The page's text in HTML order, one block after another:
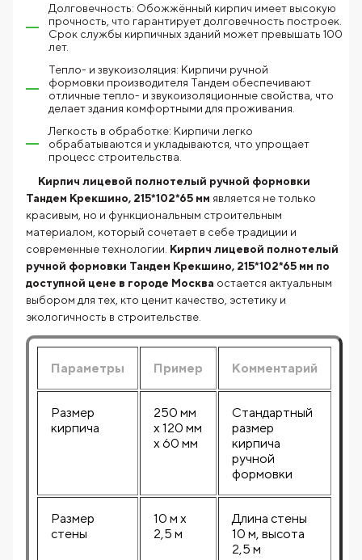
Долговечность: Обожжённый кирпич имеет высокую
прочность, что гарантирует долговечность построек.
Срок службы кирпичных зданий может превышать 100
лет.
Тепло- и звукоизоляция: Кирпичи ручной
формовки производителя Тандем обеспечивают
отличные тепло- и звукоизоляционные свойства, что
делает здания комфортными для проживания.
Легкость в обработке: Кирпичи легко
обрабатываются и укладываются, что упрощает
процесс строительства.
Кирпич лицевой полнотелый ручной формовки
Тандем Крекшино, 215*102*65 мм является не только
красивым, но и функциональным строительным
материалом, который сочетает в себе традиции и
современные технологии. Кирпич лицевой полнотелый
ручной формовки Тандем Крекшино, 215*102*65 мм по
доступной цене в городе Москва остается актуальным
выбором для тех, кто ценит качество, эстетику и
экологичность в строительстве.
Параметры Пример Комментарий
Размер
кирпича
250 мм
х 120 мм
х 60 мм
Стандартный
размер
кирпича
ручной
формовки
Размер
стены
10 м х
2,5 м
Длина стены
10 м, высота
2,5 м